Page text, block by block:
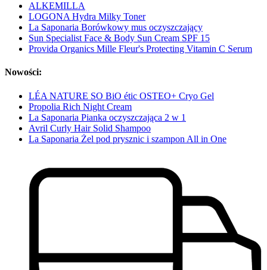
ALKEMILLA
LOGONA Hydra Milky Toner
La Saponaria Borówkowy mus oczyszczający
Sun Specialist Face & Body Sun Cream SPF 15
Provida Organics Mille Fleur's Protecting Vitamin C Serum
Nowości:
LÉA NATURE SO BiO étic OSTEO+ Cryo Gel
Propolia Rich Night Cream
La Saponaria Pianka oczyszczająca 2 w 1
Avril Curly Hair Solid Shampoo
La Saponaria Żel pod prysznic i szampon All in One